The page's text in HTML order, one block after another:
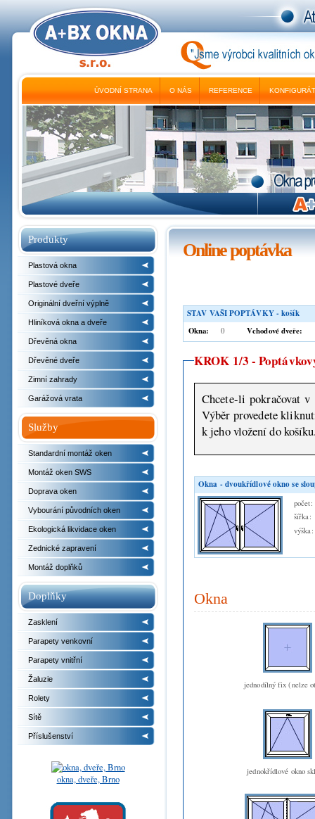
ÚVODNÍ STRANA O NÁS REFERENCE
Produkty
Plastová okna
Plastové dveře
Originální dveřní výplně
Hliníková okna a dveře
Dřevěná okna
Dřevěné dveře
Zimní zahrady
Garážová vrata
Služby
Standardní montáž oken
Montáž oken SWS
Doprava oken
Vybourání původních oken
Ekologická likvidace oken
Zednické zapravení
Montáž doplňků
Doplňky
Zasklení
Parapety venkovní
Parapety vnitřní
Žaluzie
Rolety
Sítě
Příslušenství
okna, dveře, Brno
Online poptávka
STAV VAŠI POPTÁVKY - košík
Okna:
0 Vchodové dveře:
KROK 1/3 -
Chcete-li pokračovat v
Výběr provedete kliknutím na některý z náhledů nabízeného zboží a následně
k jeho vložení do
Okna - dvoukřídlové okno se
počet:
šířka:
výška:
Okna
jednodílný fix (nelze
jednokřídlové okno